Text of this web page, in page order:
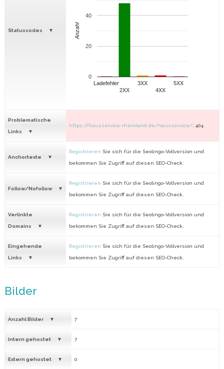
Statuscodes
Ladefehler
2XX
3XX
4XX
5XX
0
20
40
Anzahl
Problematische
Links
https://hausservice-rheinland.de/hausservice/: 404
Anchortexte
Registrieren Sie sich für die Seolingo-Vollversion und
bekommen Sie Zugriff auf diesen SEO-Check.
Follow/Nofollow
Registrieren Sie sich für die Seolingo-Vollversion und
bekommen Sie Zugriff auf diesen SEO-Check.
Verlinkte
Domains
Registrieren Sie sich für die Seolingo-Vollversion und
bekommen Sie Zugriff auf diesen SEO-Check.
Eingehende
Links
Registrieren Sie sich für die Seolingo-Vollversion und
bekommen Sie Zugriff auf diesen SEO-Check.
Bilder
Anzahl Bilder 7
Intern gehostet 7
Extern gehostet 0